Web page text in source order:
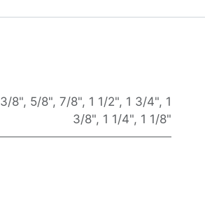
3/8", 5/8", 7/8", 1 1/2", 1 3/4", 1
3/8", 1 1/4", 1 1/8"